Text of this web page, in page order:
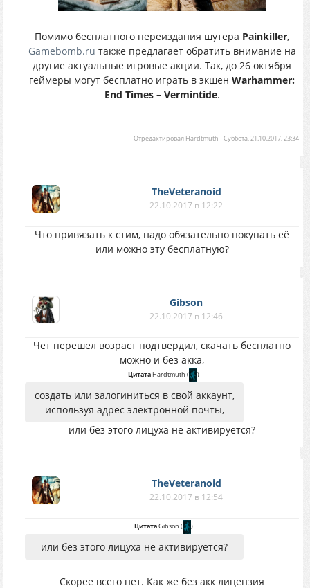
Помимо бесплатного переиздания шутера Painkiller,
Gamebomb.ru также предлагает обратить внимание на
другие актуальные игровые акции. Так, до 26 октября
геймеры могут бесплатно играть в экшен Warhammer:
End Times – Vermintide.
Отредактировал Hardtmuth -Суббота, 21.10.2017, 23:34
TheVeteranoid
22.10.2017 в 12:22
Что привязать к стим, надо обязательно покупать её
или можно эту бесплатную?
Gibson
22.10.2017 в 12:46
Чет перешел возраст подтвердил, скачать бесплатно
можно и без акка,
ЦитатаHardtmuth ( )
создать или залогиниться в свой аккаунт,
используя адрес электронной почты,
или без этого лицуха не активируется?
TheVeteranoid
22.10.2017 в 12:54
ЦитатаGibson ( )
или без этого лицуха не активируется?
Скорее всего нет. Как же без акк лицензия